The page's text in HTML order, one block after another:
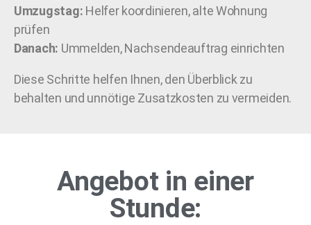
Umzugstag: Helfer koordinieren, alte Wohnung
prüfen
Danach: Ummelden, Nachsendeauftrag einrichten
Diese Schritte helfen Ihnen, den Überblick zu
behalten und unnötige Zusatzkosten zu vermeiden.
Angebot in einer
Stunde: